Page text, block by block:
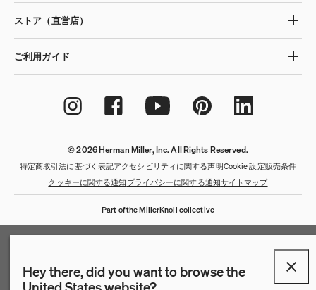
ストア（直営店）
ご利用ガイド
© 2026 Herman Miller, Inc. All Rights Reserved.
特定商取引法に基づく表記アクセシビリティに関する声明
販売条件
クッキーに関する通知 プライバシーに関する通知サイトマップ
Cookie 設定
Part of the MillerKnoll collective
Hey there, did you want to browse the